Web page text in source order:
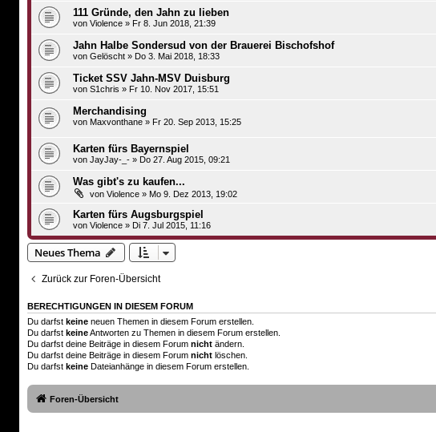
111 Gründe, den Jahn zu lieben
von Violence» Fr 8. Jun 2018, 21:39
Jahn Halbe Sondersud von der Brauerei Bischofshof
von Gelöscht» Do 3. Mai 2018, 18:33
Ticket SSV Jahn-MSV Duisburg
von S1chris » Fr 10. Nov 2017, 15:51
Merchandising
von Maxvonthane» Fr 20. Sep 2013, 15:25
Karten fürs Bayernspiel
von JayJay-_-» Do 27. Aug 2015, 09:21
Was gibt's zu kaufen...
von Violence» Mo 9. Dez 2013, 19:02
Karten fürs Augsburgspiel
von Violence» Di 7. Jul 2015, 11:16
Neues Thema
Zurück zur Foren-Übersicht
BERECHTIGUNGEN IN DIESEM FORUM
Du darfst keineneuen Themen in diesem Forum erstellen.
Du darfst keineAntworten zu Themen in diesem Forum erstellen.
Du darfst deine Beiträge in diesem Forum nichtändern.
Du darfst deine Beiträge in diesem Forum nichtlöschen.
Du darfst keineDateianhänge in diesem Forum erstellen.
Foren-Übersicht